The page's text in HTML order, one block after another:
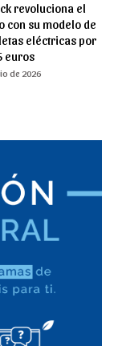
revoluciona el
con su modelo de
eléctricas por
euros
de 2026